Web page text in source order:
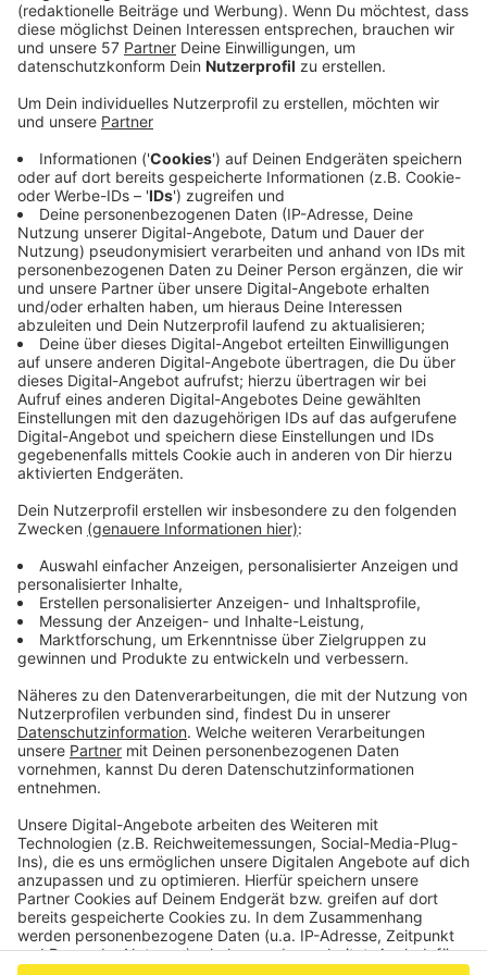
Die Aachener empfangen die Kölner Viktoria auf
dem heimischen Tivoli in der Runde der letzten
Acht am 22. Februar.
Der Sieger des Mittelrheinpokals qualifiziert sich
Mittelrheinpokalfinale wird am 3. Juni
ausgetragen.
Hier die anderen ausgelosten Viertelfinalpartien:
SC Blau-Weiß 06 Köln (Bezirskligist) – BCV
Glesch-Paffendorf (Mittelrheinligist)
SV Eintracht Hohkeppel (Mittelrheinligist) –
Bonner SC (Mittelrheinligist)
FC Hürth (Mittelrheinligist) -1. FC Düren
(Regionalligist)
Im Mittelrhein-Pokal genießen klassentiefere
Teams bis einschließlich Halbfinale Heimrecht.
Die weiteren Termine:
Halbfinale: 21. bis 23. März 2023
Finale: 3. Juni 2023
Anzeige
Anzeige